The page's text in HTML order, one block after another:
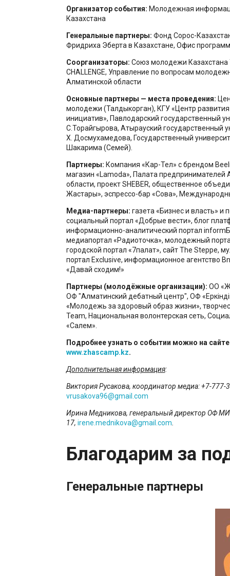
Организатор события: Молодежная
Казахстана
Генеральные партнеры: Фонд Сорос-
Фридриха Эберта в Казахстане, Офис
Соорганизаторы: Союз молодежи Казахстана
CHALLENGE, Управление по вопросам
Алматинской области
Основные партнеры — места проведения:
молодежи (Талдыкорган), КГУ «Центр
инициатив», Павлодарский государственный
С.Торайгырова, Атырауский государственный
Х. Досмухамедова, Государственный
Шакарима (Семей).
Партнеры: Компания «Кар-Тел» с брендом
магазин «Lamoda», Палата предпринимателей
области, проект SHEBER, общественное
Жастары», эспрессо-бар «Сова»,
Медиа-партнеры: газета «Бизнес и власть» и
социальный портал «Добрые вести», блог
информационно-аналитический портал
медиапортал «Радиоточка», молодежный
городской портал «7палат», сайт The Steppe,
портал Exclusive, информационное агентство
«Давай сходим!»
Партнеры (молодёжные организации): ОО
ОФ "Алматинский дебатный центр", ОФ
«Молодежь за здоровый образ жизни»,
Team, Национальная волонтерская сеть,
«Салем».
Подробнее узнать о событии можно на
www.zhascamp.kz.
Дополнительная информация:
Виктория Русакова, координатор медиа: +7-777-
vrusakova96@gmail.com
Ирина Медникова, генеральный директор ОФ
17, irene.mednikova@gmail.com
Благодарим за
Генеральные партнеры